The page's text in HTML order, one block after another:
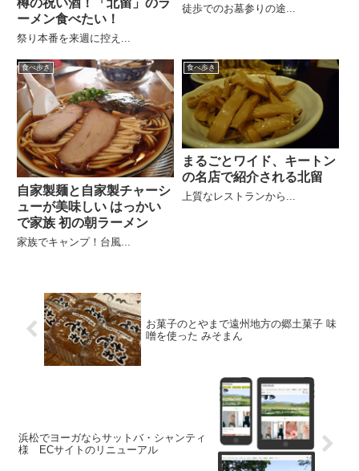
ーメン食べたい！
祭り本番を来週に控え...
徒歩でのお墓参りの途...
食べ歩き
自家製麺と自家製チャーシ
ューが美味しい はっかい
で家族 初の朝ラーメン
家族でキャンプ！台風...
食べ歩き
まるごとワイド、キートン
の名店で紹介される北留
上質なレストランから...
お菓子のとやまで遠州地方の郷土菓子 味
噌を使った みそまん
浜松でヨーガならサットバ・シャンティ
様 ECサイトのリニューアル